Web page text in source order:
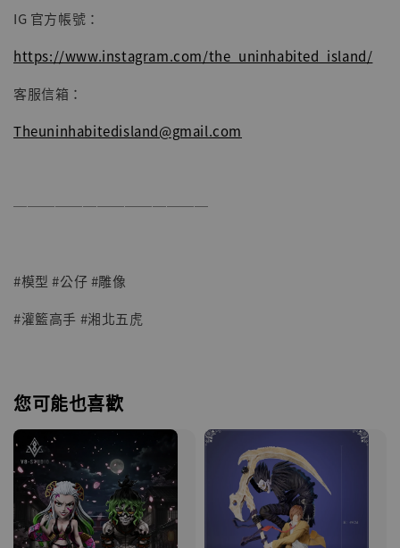
IG 官方帳號：
https://www.instagram.com/the_uninhabited_island/
客服信箱：
Theuninhabitedisland@gmail.com
──────────────
#模型 #公仔 #雕像
#灌籃高手 #湘北五虎
您可能也喜歡